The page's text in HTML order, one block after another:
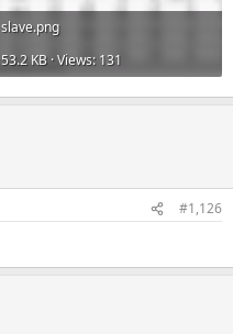
slave.png
53.2 KB · Views: 131
#1,126